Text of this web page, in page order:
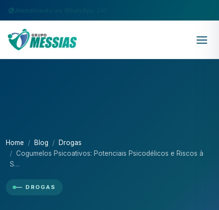
Atendimento via WhatsApp 24h
Home Blog
Drogas
Cogumelos Psicoativos: Potenciais Psicodélicos e Riscos à
S…
— DROGAS